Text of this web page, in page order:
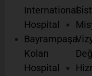
International
Hospital
Bayrampaşa
Kolan
Hospital